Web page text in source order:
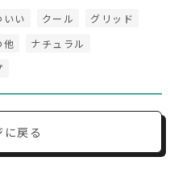
いい クール
グリッド
他
ナチュラル
戻る